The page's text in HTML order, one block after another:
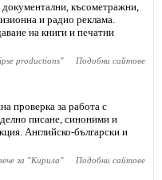
късометражни,
и радио реклама.
на книги и печатни
productions" Подобни сайтове
проверка за работа с
писане, синоними и
Английско-български и
за "Кирила" Подобни сайтове